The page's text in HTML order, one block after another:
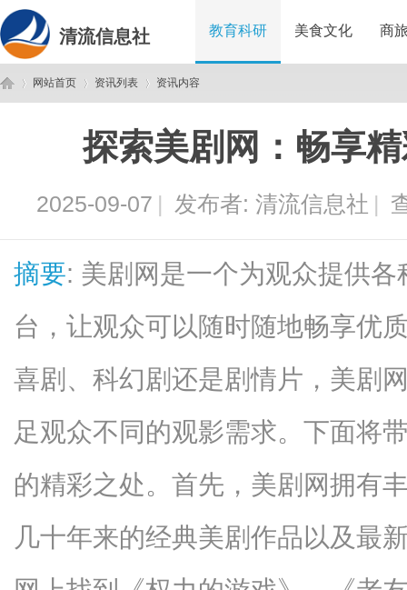
清流信息社 教育科研 美食文化 商
网站首页 资讯列表
›
资讯内容
探索美剧网：畅享
2025-09-07 | 发布者: 清流信息社 |
摘要: 美剧网是一个为观众提供
台，让观众可以随时随地畅享优
喜剧、科幻剧还是剧情片，美剧
足观众不同的观影需求。下面将
的精彩之处。首先，美剧网拥有
几十年来的经典美剧作品以及最